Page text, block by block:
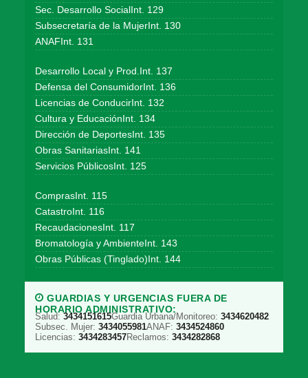
Sec. Desarrollo SocialInt. 129
Subsecretaría de la MujerInt. 130
ANAFInt. 131
Desarrollo Local y Prod.Int. 137
Defensa del ConsumidorInt. 136
Licencias de ConducirInt. 132
Cultura y EducaciónInt. 134
Dirección de DeportesInt. 135
Obras SanitariasInt. 141
Servicios PúblicosInt. 125
ComprasInt. 115
CatastroInt. 116
RecaudacionesInt. 117
Bromatología y AmbienteInt. 143
Obras Públicas (Tinglado)Int. 144
GUARDIAS Y URGENCIAS FUERA DE
HORARIO ADMINISTRATIVO:
Salud: 3434151615Guardia Urbana/Monitoreo: 3434620482
Subsec. Mujer: 3434055981ANAF: 3434524860
Licencias: 3434283457Reclamos: 3434282868